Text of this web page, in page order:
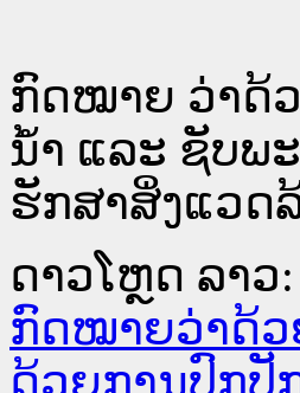
ກົດໝາຍ ວ່າດ້
ນໍ້າ ແລະ ຊັບພ
ຮັກສາສິ່ງແວດ
ດາວໂຫຼດ ລາວ:
ກົດໝາຍວ່າດ້ວ
ດ້ວຍການປົກປັ